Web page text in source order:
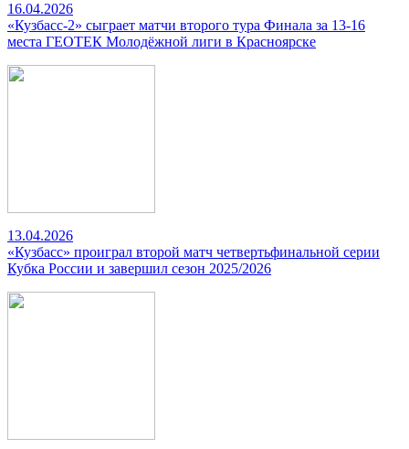
16.04.2026
«Кузбасс-2» сыграет матчи второго тура Финала за 13-16
места ГЕОТЕК Молодёжной лиги в Красноярске
13.04.2026
«Кузбасс» проиграл второй матч четвертьфинальной серии
Кубка России и завершил сезон 2025/2026